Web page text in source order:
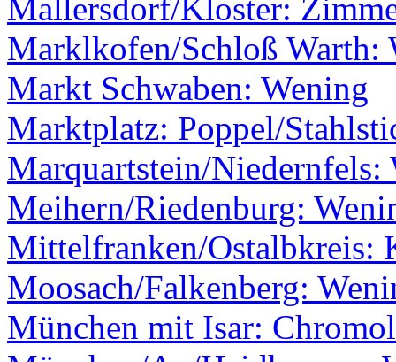
Mallersdorf/Kloster:
Marklkofen/Schloß Warth:
Markt Schwaben: Wening
Marktplatz: Poppel/
Marquartstein/Niedernfels:
Meihern/Riedenburg:
Mittelfranken/Ostalbkreis:
Moosach/Falkenberg:
München mit Isar: